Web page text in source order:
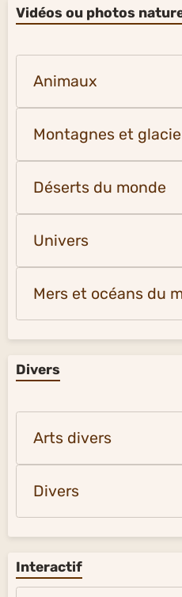
Vidéos ou photos
Animaux
Montagnes et
Déserts du monde
Univers
Mers et océans du
Divers
Arts divers
Divers
Interactif